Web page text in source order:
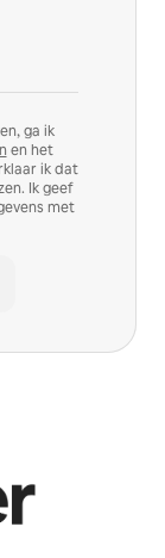
ga ik
en het
ik dat
Ik geef
met